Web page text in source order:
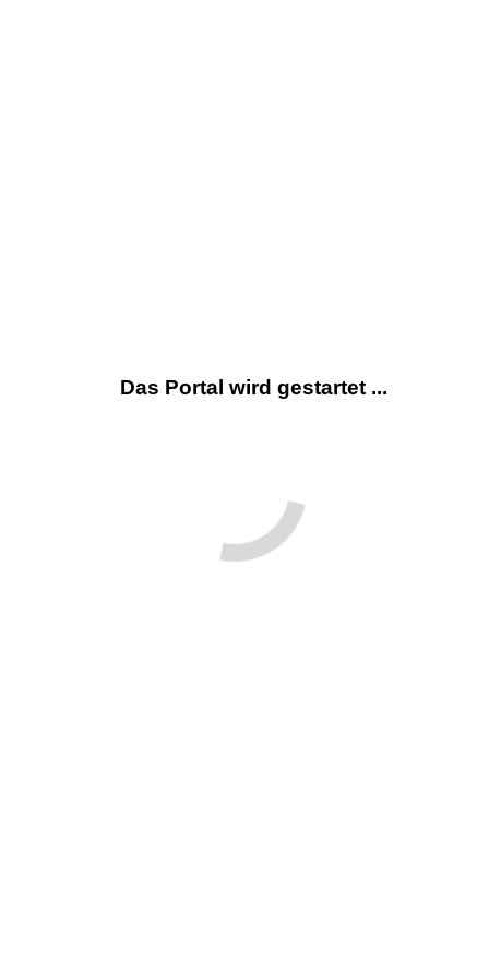
Das Portal wird gestartet ...